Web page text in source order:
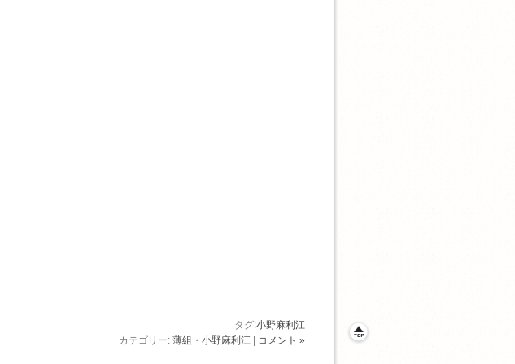
タグ:小野麻利江
カテゴリー: 薄組・小野麻利江 コメント »